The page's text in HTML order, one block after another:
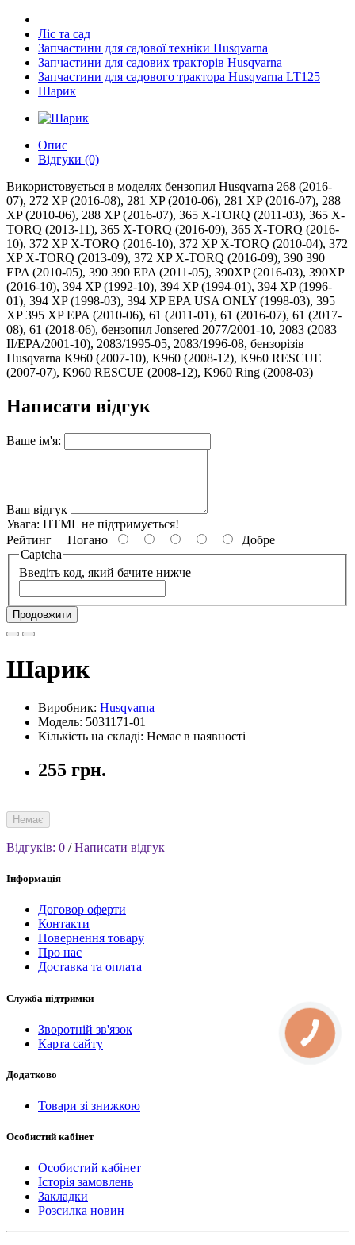
Ліс та сад
Запчастини для садової техніки Husqvarna
Запчастини для садових тракторів Husqvarna
Запчастини для садового трактора Husqvarna LT125
Шарик
Опис
Відгуки (0)
Використовується в моделях бензопил Husqvarna 268 (2016-
07), 272 XP (2016-08), 281 XP (2010-06), 281 XP (2016-07), 288
XP (2010-06), 288 XP (2016-07), 365 X-TORQ (2011-03), 365 X-
TORQ (2013-11), 365 X-TORQ (2016-09), 365 X-TORQ (2016-
10), 372 XP X-TORQ (2016-10), 372 XP X-TORQ (2010-04), 372
XP X-TORQ (2013-09), 372 XP X-TORQ (2016-09), 390 390
EPA (2010-05), 390 390 EPA (2011-05), 390XP (2016-03), 390XP
(2016-10), 394 XP (1992-10), 394 XP (1994-01), 394 XP (1996-
01), 394 XP (1998-03), 394 XP EPA USA ONLY (1998-03), 395
XP 395 XP EPA (2010-06), 61 (2011-01), 61 (2016-07), 61 (2017-
08), 61 (2018-06), бензопил Jonsered 2077/2001-10, 2083 (2083
II/EPA/2001-10), 2083/1995-05, 2083/1996-08, бензорізів
Husqvarna K960 (2007-10), K960 (2008-12), K960 RESCUE
(2007-07), K960 RESCUE (2008-12), K960 Ring (2008-03)
Написати відгук
Ваше ім'я:
Ваш відгук
Увага: HTML не підтримується!
Рейтинг Погано
Добре
Captcha
Введіть код, який бачите нижче
Продовжити
Шарик
Виробник: Husqvarna
Модель: 5031171-01
Кількість на складі: Немає в наявності
255 грн.
Немає
Відгуків: 0 /Написати відгук
Інформація
Договор оферти
Контакти
Повернення товару
Про нас
Доставка та оплата
Служба підтримки
Зворотній зв'язок
Карта сайту
Додатково
Товари зі знижкою
Особистий кабінет
Особистий кабінет
Історія замовлень
Закладки
Розсилка новин